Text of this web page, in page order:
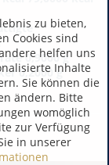
0,9000 g
0,2000 g
zu bieten,
Cookies sind
helfen uns
Inhalte
Sie können die
ändern. Bitte
womöglich
zur Verfügung
in unserer